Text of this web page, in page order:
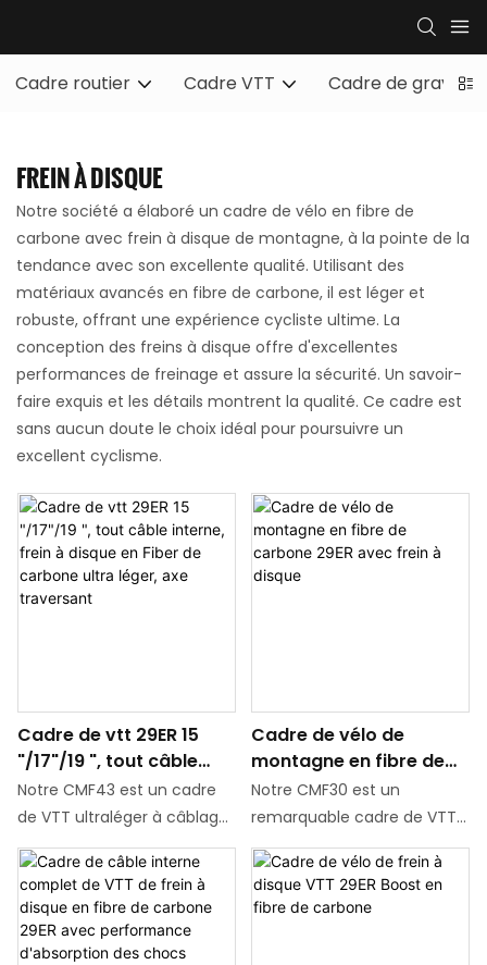
Cadre routier Cadre VTT Cadre de gravier
FREIN À DISQUE
Notre société a élaboré un cadre de vélo en fibre de
carbone avec frein à disque de montagne, à la pointe de la
tendance avec son excellente qualité. Utilisant des
matériaux avancés en fibre de carbone, il est léger et
robuste, offrant une expérience cycliste ultime. La
conception des freins à disque offre d'excellentes
performances de freinage et assure la sécurité. Un savoir-
faire exquis et les détails montrent la qualité. Ce cadre est
sans aucun doute le choix idéal pour poursuivre un
excellent cyclisme.
Cadre de vtt 29ER 15
"/17"/19 ", tout câble
interne, frein à disque
en Fiber de carbone
traversant
Notre CMF43 est un cadre
de VTT ultraléger à câblage
interne complet avec une
version pour frein à disque à
étrier cylindrique. Le poids
du cadre peint de 17" n'est
que de 860G. Il existe trois
Cadre de vélo de
montagne en fibre de
carbone 29ER avec frein
à disque
Notre CMF30 est un
remarquable cadre de VTT
en fibre de carbone doté
d'un design attrayant et
angulaire. Il se caractérise